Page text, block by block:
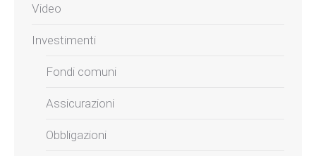
Video
Investimenti
Fondi comuni
Assicurazioni
Obbligazioni